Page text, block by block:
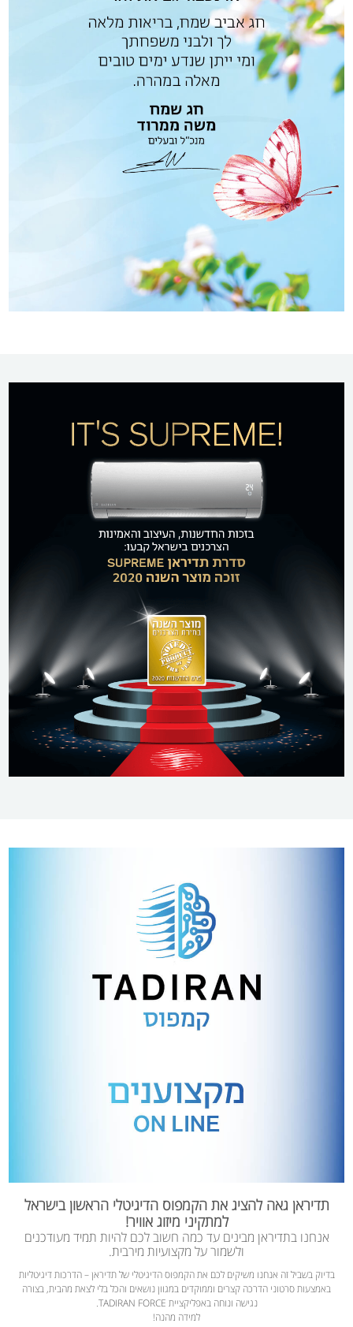
תדיראן גאה להציג את הקמפוס הדיגיטלי הראשון בישראל
למתקיני מיזוג אוויר!
אנחנו בתדיראן מבינים עד כמה חשוב לכם להיות תמיד מעודכנים
ולשמור על מקצועיות מירבית.
בדיוק בשביל זה אנחנו משיקים לכם את הקמפוס הדיגיטלי של תדיראן – הדרכות דיגיטליות
באמצעות סרטוני הדרכה קצרים וממוקדים במגוון נושאים והכל בלי לצאת מהבית, בצורה
נגישה ונוחה באפליקציית TADIRAN FORCE.
למידה מהנה!